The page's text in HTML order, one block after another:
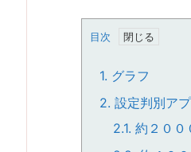
目次
1. グラフ
2. 設定判別アプ
2.1. 約２００